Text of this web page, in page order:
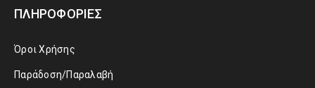
ΠΛΗΡΟΦΟΡΊΕΣ
Όροι Χρήσης
Παράδοση/Παραλαβή